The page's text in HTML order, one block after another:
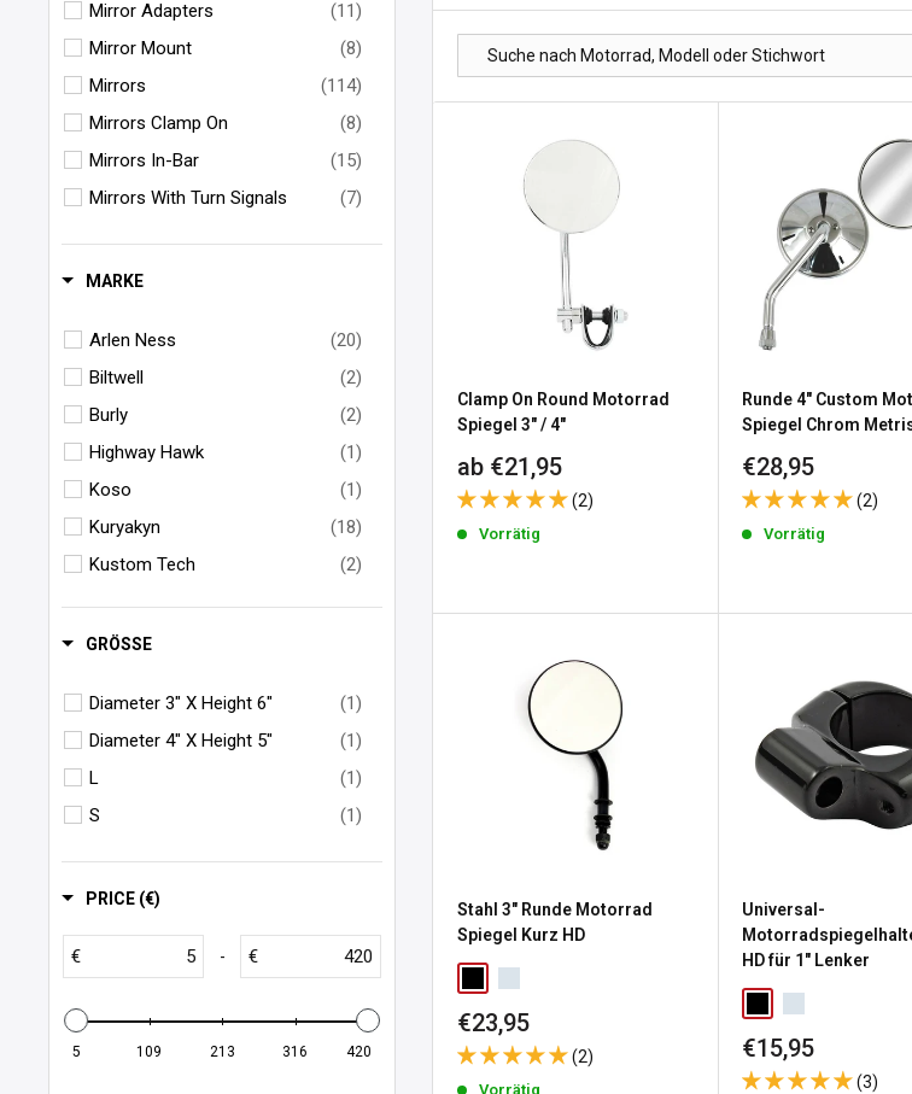
Mirror Adapters
(11)
Mirror Mount
(8)
Mirrors
(114)
Mirrors Clamp On
(8)
Mirrors In-Bar
(15)
Mirrors With Turn Signals
(7)
MARKE
Arlen Ness
(20)
Biltwell
(2)
Burly
(2)
Highway Hawk
(1)
Koso
(1)
Kuryakyn
(18)
Kustom Tech
(2)
MCS
(83)
Motogadget
Performance Machine
(6)
Samwel
(2)
Swedish Motorcycle Parts
(4)
Vity's Design
(1)
GRÖSSE
Diameter 3" X Height 6"
(1)
Diameter 4" X Height 5"
(1)
L
(1)
S
(1)
PRICE (€)
€ - €
5 109 213 316 420
Clamp On Round Motorrad
Spiegel 3" / 4"
Sonderpreis
ab €21,95
(2)
Vorrätig
Runde 4" Custom
Spiegel Chrom
Sonderpreis
€28,95
(2)
Vorrätig
Stahl 3" Runde Motorrad
Spiegel Kurz HD
Sonderpreis
€23,95
(2)
Vorrätig
Universal-
HD für 1" Lenker
Sonderpreis
€15,95
(3)